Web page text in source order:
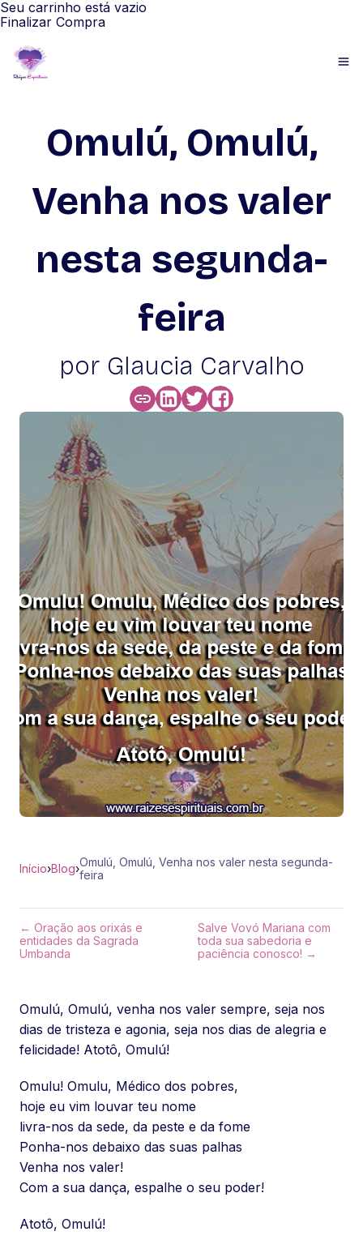
Seu carrinho está vazio
Finalizar Compra
Omulú, Omulú,
Venha nos valer
nesta segunda-
feira
por Glaucia Carvalho
Início›Blog›Omulú, Omulú, Venha nos valer nesta segunda-
feira
← Oração aos orixás e
entidades da Sagrada
Umbanda
Salve Vovó Mariana com
toda sua sabedoria e
paciência conosco! →
Omulú, Omulú, venha nos valer sempre, seja nos
dias de tristeza e agonia, seja nos dias de alegria e
felicidade! Atotô, Omulú!
Omulu! Omulu, Médico dos pobres,
hoje eu vim louvar teu nome
livra-nos da sede, da peste e da fome
Ponha-nos debaixo das suas palhas
Venha nos valer!
Com a sua dança, espalhe o seu poder!
Atotô, Omulú!